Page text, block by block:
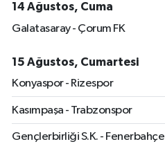
14 Ağustos, Cuma
Galatasaray - Çorum FK
15 Ağustos, Cumartesi
Konyaspor - Rizespor
Kasımpaşa - Trabzonspor
Gençlerbirliği S.K. - Fenerbahçe